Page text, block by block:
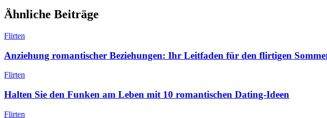
Ähnliche Beiträge
Flirten
Anziehung romantischer Beziehungen: Ihr Leitfaden für den flirtigen
Flirten
Halten Sie den Funken am Leben mit 10 romantischen Dating-Ideen
Flirten